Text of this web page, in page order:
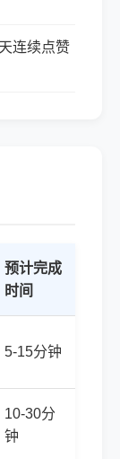
连续点赞
预计完成
时间
5-15分钟
10-30分
钟